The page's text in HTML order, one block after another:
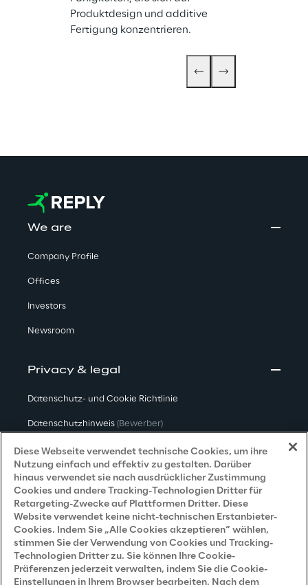
Produktdesign und additive
Fertigung konzentrieren.
We are
Company Profile
Offices
Investors
Newsroom
Privacy & legal
Datenschutz- und Cookie Richtlinie
Datenschutzhinweis (Bewerber)
Datenschutzhinweis(Kunden)
Datenschutzhinweis (Dienstleister)
Datenschutzhinweis (Marketing)
Grundsatzerklärung - LKSG(Deutschland)
Accessibility Statement
Diese Webseite verwendet technische Cookies, um ihre
Nutzung einfach und effektiv zu gestalten. Darüber
hinaus verwendet sie nach ausdrücklicher Zustimmung
Cookies und andere Tracking-Technologien Dritter für
Retargeting-Zwecke auf Plattformen Dritter. Diese
Website verwendet keine nicht-technischen Erstanbieter-
Cookies. Indem Sie „Alle Cookies akzeptieren“ wählen,
stimmen Sie der Verwendung von Cookies und Tracking-
Technologien Dritter zu. Sie können Ihre Cookie-
Präferenzen jederzeit verwalten, indem Sie die Cookie-
Einstellungen in Ihrem Browser bearbeiten. Nach dem